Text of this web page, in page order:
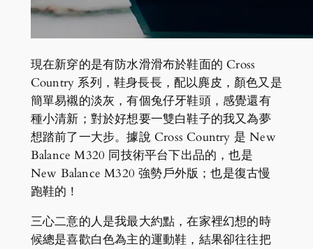
現在新穿的是有防水滑滑布於鞋面的 Cross
Country 系列，鞋身長長，配以麂皮，顏色又是
簡單易襯的淡灰，有個兔仔牙鞋頭，感覺還有
種小清新；對於好想要一雙白鞋子的我又為夢
想踏前了一大步。據說 Cross Country 是 New
Balance M320 同技術平台下出品的，也是
New Balance M320 強勢戶外版；也是復古慢
跑鞋的！
三心二意的人是我最大約點，在家裡幻想的時
候總是喜歡白色為主的運動鞋，結果卻往往把